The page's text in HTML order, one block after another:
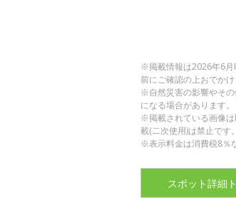
※掲載情報は2026年6月
前にご確認の上おでかけ
※自然災害の影響やそ
になる場合があります。
※掲載されている画像
載(二次使用)は禁止です。
※表示料金は消費税8％
スポット詳細